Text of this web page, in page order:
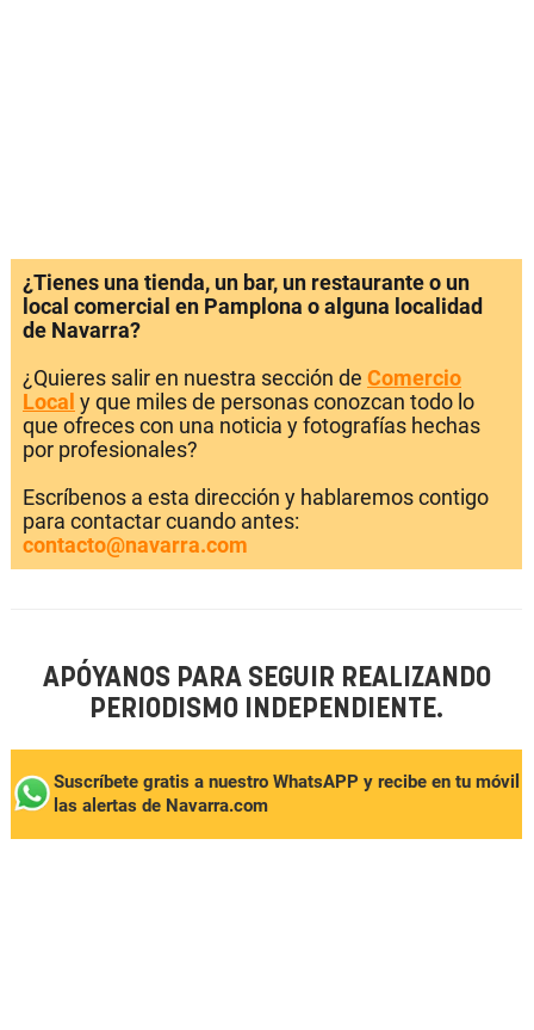
¿Tienes una tienda, un bar, un restaurante o un
local comercial en Pamplona o alguna localidad
de Navarra?
¿Quieres salir en nuestra sección de Comercio
Local y que miles de personas conozcan todo lo
que ofreces con una noticia y fotografías hechas
por profesionales?
Escríbenos a esta dirección y hablaremos contigo
para contactar cuando antes:
contacto@navarra.com
APÓYANOS PARA SEGUIR REALIZANDO
PERIODISMO INDEPENDIENTE.
Suscríbete gratis a nuestro WhatsAPP y recibe en tu móvil
las alertas de Navarra.com